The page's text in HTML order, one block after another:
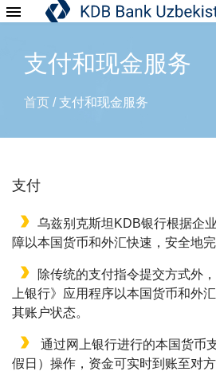
支付和现金服务
首页 / 支付和现金服务
支付
乌兹别克斯坦KDB银行根据企
障以本国货币和外汇快速，安全地
除传统的支付指令提交方式外
上银行》应用程序以本国货币和外
其账户状态。
通过网上银行进行的本国货币
假日）操作，资金可实时到账至对方